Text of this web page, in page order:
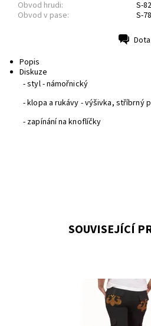
Obvod hrudi:
S-
Obvod v pase:
S-
Popis
Diskuze
- styl - námořnický
- klopa a rukávy - výšivka, stříbrný
- zapínání na knoflíčky
SOUVISEJÍCÍ
Skladem 1
D101813DPBK
Deréon by Beyoncé